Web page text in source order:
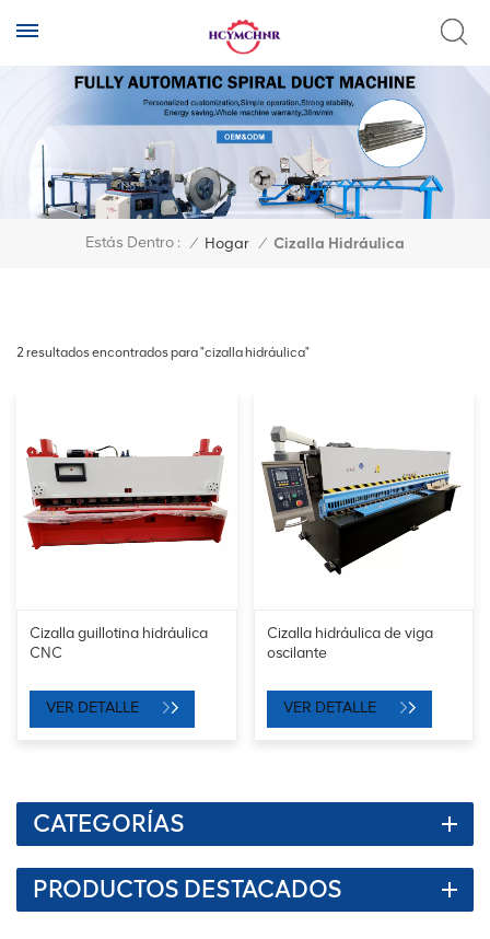
Estás Dentro : / Hogar / Cizalla Hidráulica
2 resultados encontrados para "cizalla hidráulica"
Cizalla guillotina hidráulica
CNC
VER DETALLE
Cizalla hidráulica de viga
oscilante
VER DETALLE
CATEGORÍAS
PRODUCTOS DESTACADOS